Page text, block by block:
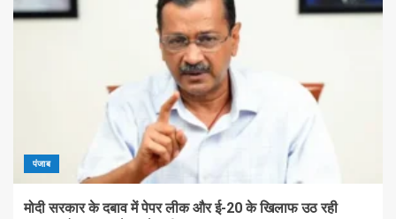
पंजाब
मोदी सरकार के दबाव में पेपर लीक और ई-20 के खिलाफ उठ रही